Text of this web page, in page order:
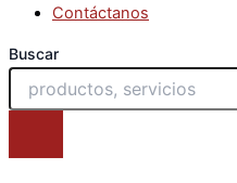
Contáctanos
Buscar